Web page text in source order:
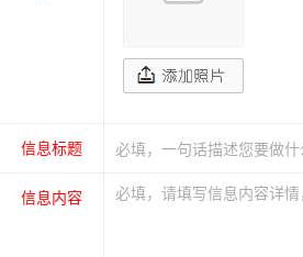
信息标题
信息内容